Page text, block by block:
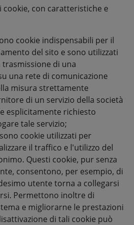
con caratteristiche e
cookie indispensabili per il
del sito e sono utilizzati
di una
una rete di comunicazione
misura strettamente
di un servizio della società
esplicitamente richiesto
tale servizio;
cookie utilizzati per
il traffico e l'utilizzo del
Questi cookie, pur senza
consentono, per esempio, di
utente torna a collegarsi
Permettono inoltre di
e migliorarne le prestazioni
di tali cookie può